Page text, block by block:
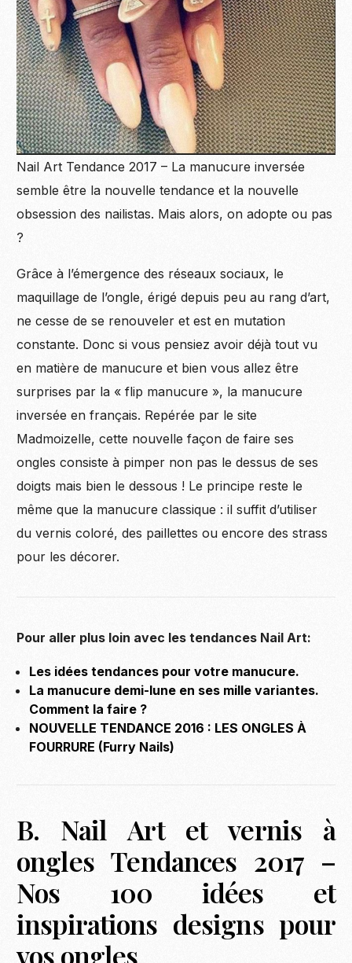
Nail Art Tendance 2017 – La manucure inversée
semble être la nouvelle tendance et la nouvelle
obsession des nailistas. Mais alors, on adopte ou pas
?
Grâce à l’émergence des réseaux sociaux, le
maquillage de l’ongle, érigé depuis peu au rang d’art,
ne cesse de se renouveler et est en mutation
constante. Donc si vous pensiez avoir déjà tout vu
en matière de manucure et bien vous allez être
surprises par la « flip manucure », la manucure
inversée en français. Repérée par le site
Madmoizelle, cette nouvelle façon de faire ses
ongles consiste à pimper non pas le dessus de ses
doigts mais bien le dessous ! Le principe reste le
même que la manucure classique : il suffit d’utiliser
du vernis coloré, des paillettes ou encore des strass
pour les décorer.
Pour aller plus loin avec les tendances Nail Art:
Les idées tendances pour votre manucure.
La manucure demi-lune en ses mille variantes.
Comment la faire ?
NOUVELLE TENDANCE 2016 : LES ONGLES À
FOURRURE (Furry Nails)
B. Nail Art et vernis à
ongles Tendances 2017 –
Nos 100 idées et
inspirations designs pour
vos ongles